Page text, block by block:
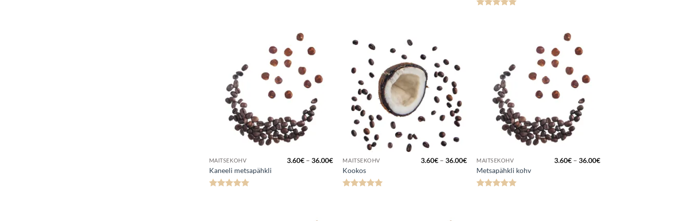
Lisa
MAITSEKOHV
Kaneeli metsapähkli
3.60€ – 36.00€Hinnavahemik:
3.60€
kuni
36.00€
lemmikuks
MAITSEKOHV
Kookos
3.60€ – 36.00€Hinnavahemik:
3.60€
kuni
36.00€
Lisa
MAITSEKOHV
Metsapähkli kohv
3.60€ – 36.00€Hinnavahemik: